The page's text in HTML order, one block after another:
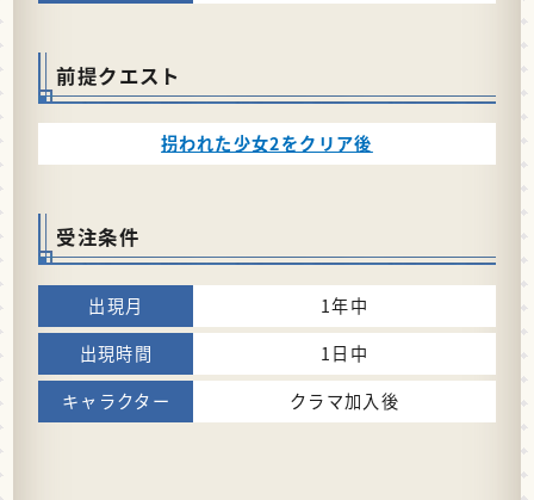
前提クエスト
拐われた少女2をクリア後
受注条件
1年中
1日中
クラマ加入後